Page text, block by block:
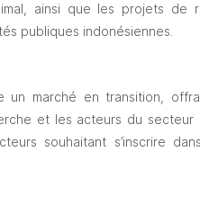
ainsi que les projets de
publiques indonésiennes.
un marché en transition,
et les acteurs du secteur
souhaitant s’inscrire